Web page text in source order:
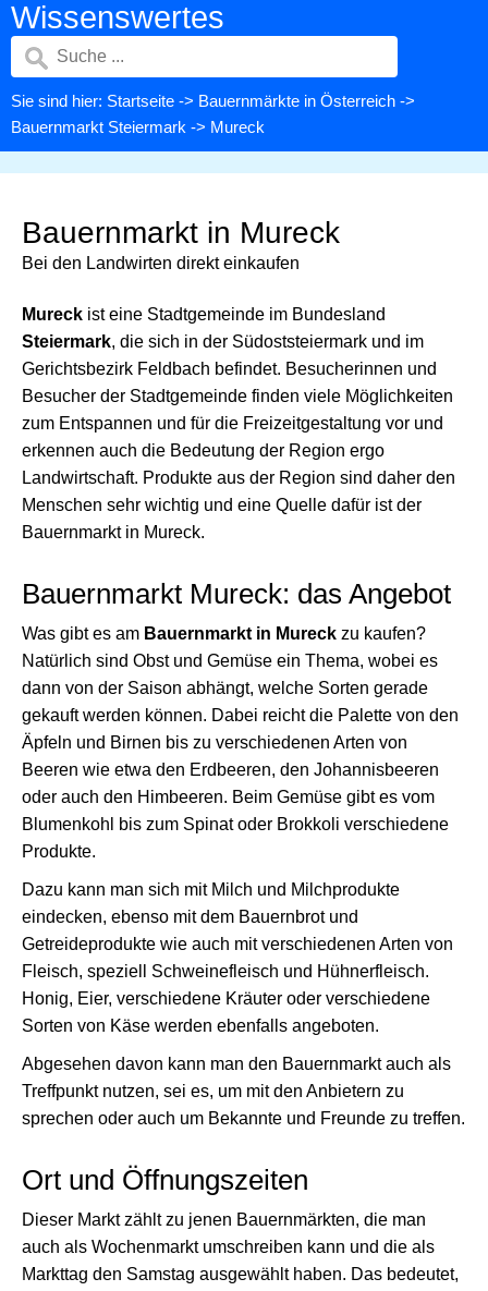
Wissenswertes
Sie sind hier: Startseite -> Bauernmärkte in Österreich ->
Bauernmarkt Steiermark -> Mureck
Bauernmarkt in Mureck
Bei den Landwirten direkt einkaufen
Mureck ist eine Stadtgemeinde im Bundesland
Steiermark, die sich in der Südoststeiermark und im
Gerichtsbezirk Feldbach befindet. Besucherinnen und
Besucher der Stadtgemeinde finden viele Möglichkeiten
zum Entspannen und für die Freizeitgestaltung vor und
erkennen auch die Bedeutung der Region ergo
Landwirtschaft. Produkte aus der Region sind daher den
Menschen sehr wichtig und eine Quelle dafür ist der
Bauernmarkt in Mureck.
Bauernmarkt Mureck: das Angebot
Was gibt es am Bauernmarkt in Mureck zu kaufen?
Natürlich sind Obst und Gemüse ein Thema, wobei es
dann von der Saison abhängt, welche Sorten gerade
gekauft werden können. Dabei reicht die Palette von den
Äpfeln und Birnen bis zu verschiedenen Arten von
Beeren wie etwa den Erdbeeren, den Johannisbeeren
oder auch den Himbeeren. Beim Gemüse gibt es vom
Blumenkohl bis zum Spinat oder Brokkoli verschiedene
Produkte.
Dazu kann man sich mit Milch und Milchprodukte
eindecken, ebenso mit dem Bauernbrot und
Getreideprodukte wie auch mit verschiedenen Arten von
Fleisch, speziell Schweinefleisch und Hühnerfleisch.
Honig, Eier, verschiedene Kräuter oder verschiedene
Sorten von Käse werden ebenfalls angeboten.
Abgesehen davon kann man den Bauernmarkt auch als
Treffpunkt nutzen, sei es, um mit den Anbietern zu
sprechen oder auch um Bekannte und Freunde zu treffen.
Ort und Öffnungszeiten
Dieser Markt zählt zu jenen Bauernmärkten, die man
auch als Wochenmarkt umschreiben kann und die als
Markttag den Samstag ausgewählt haben. Das bedeutet,